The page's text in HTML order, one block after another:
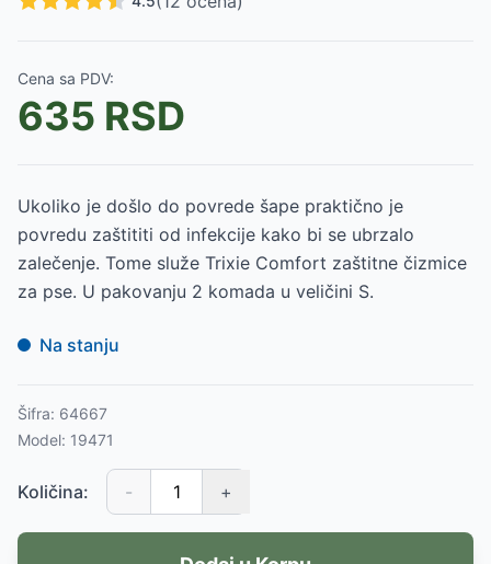
Cena sa PDV:
635 RSD
Ukoliko je došlo do povrede šape praktično je
povredu zaštititi od infekcije kako bi se ubrzalo
zalečenje. Tome služe Trixie Comfort zaštitne čizmice
za pse. U pakovanju 2 komada u veličini S.
Na stanju
Šifra: 64667
Model: 19471
Količina: - +